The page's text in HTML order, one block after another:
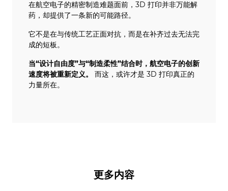
在航空电子的精密制造难题面前，3D 打印并非万能解
药，却提供了一条新的可能路径。
它不是在与传统工艺正面对抗，而是在补齐过去无法完
成的短板。
当“设计自由度”与“制造柔性”结合时，航空电子的创新
速度将被重新定义。
而这，或许才是 3D 打印真正的
力量所在。
更多内容